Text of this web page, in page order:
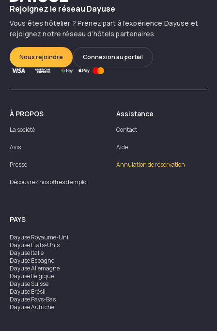
Rejoignez le réseau Dayuse
Vous êtes hôtelier ? Prenez part à l’expérience Dayuse et
rejoignez notre réseau d’hôtels partenaires
Nous rejoindre Connexion au portail
À PROPOS
La société
Avis
Presse
Découvrez nos offres d'emploi
Assistance
Contact
Aide
Annulation de réservation
PAYS
DayuseRoyaume-Uni
DayuseÉtats-Unis
DayuseItalie
DayuseEspagne
DayuseAllemagne
DayuseBelgique
DayuseSuisse
DayuseBrésil
DayusePays-Bas
DayuseAutriche